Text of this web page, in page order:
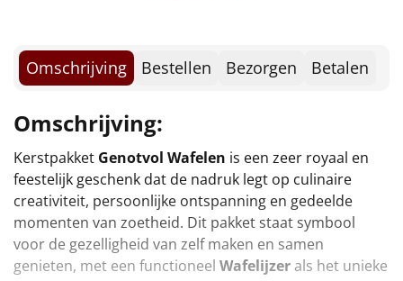
Warmtekussen
Noodradio NIEUW
Deken (fleece plaid)
Alle artikelen
Overige
Chocolade Truffels, 65 gr
Pringles, Hot & Spicy, 40 gr
Verpakt in een feestelijke kerstdoos, 49 x 39 x 20 cm
Omschrijving Bestellen Bezorgen Betalen
Omschrijving:
Kerstpakket Genotvol Wafelen is een zeer royaal en
feestelijk geschenk dat de nadruk legt op culinaire
creativiteit, persoonlijke ontspanning en gedeelde
momenten van zoetheid. Dit pakket staat symbool
voor de gezelligheid van zelf maken en samen
genieten, met een functioneel Wafelijzerals het unieke
van een hoogwaardig keukenapparaat en een